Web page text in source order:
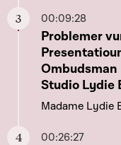
00:09:28
Aller à ce
Problemer
Studio Lydie
Madame Lydie
00:26:27